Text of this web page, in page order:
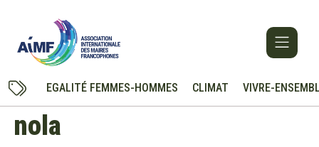
EGALITÉ FEMMES-HOMMES CLIMAT VIVRE-
nola